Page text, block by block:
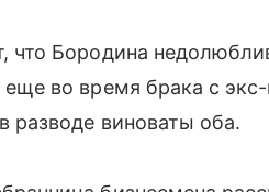
что Бородина
еще во время брака с
разводе виноваты оба.